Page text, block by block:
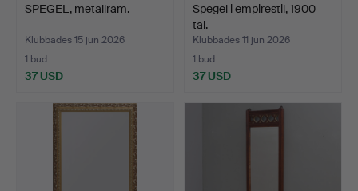
SPEGEL, metallram.
Klubbades 15 jun 2026
1 bud
37 USD
Spegel i empirestil, 1900-
tal.
Klubbades 11 jun 2026
1 bud
37 USD